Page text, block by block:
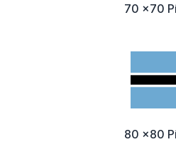
70 x70
80 x80